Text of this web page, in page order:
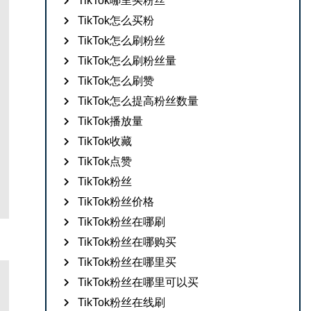
TikTok怎么买粉
TikTok怎么刷粉丝
TikTok怎么刷粉丝量
TikTok怎么刷赞
TikTok怎么提高粉丝数量
TikTok播放量
TikTok收藏
TikTok点赞
TikTok粉丝
TikTok粉丝价格
TikTok粉丝在哪刷
TikTok粉丝在哪购买
TikTok粉丝在哪里买
TikTok粉丝在哪里可以买
TikTok粉丝在线刷